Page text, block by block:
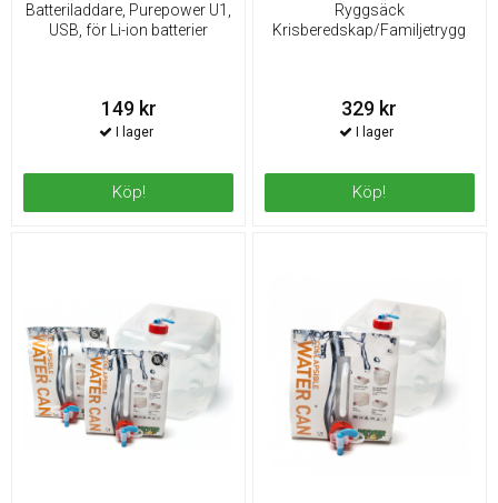
Batteriladdare, Purepower U1,
USB, för Li-ion batterier
149 kr
Köp!
Ryggsäck
Krisberedskap/Familjetrygg
329 kr
Köp!